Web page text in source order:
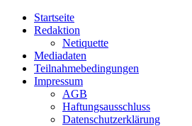
Zum
Inhalt
Startseite
Redaktion
Netiquette
Mediadaten
Teilnahmebedingungen
Impressum
AGB
Haftungsausschluss
Datenschutzerklärung